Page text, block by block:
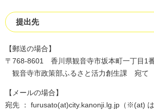
提出先
【郵送の場合】
〒768-8601 香川県観音寺市坂本町一丁目1
観音寺市政策部ふるさと活力創生課 宛て
【メールの場合】
宛先 ： furusato(at)city.kanonji.lg.jp（※(at)